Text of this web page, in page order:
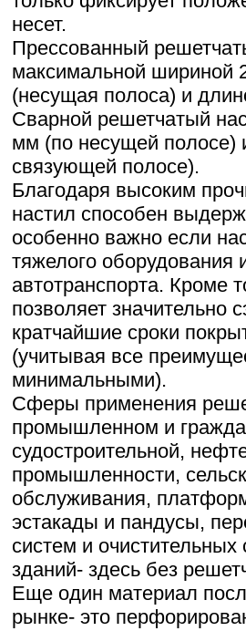
несет.
Прессованный
максимальной шириной
(несущая полоса) и
Сварной решетчатый
мм (по несущей полосе)
связующей полосе).
Благодаря высоким
настил способен
особенно важно если
тяжелого оборудования
автотранспорта. Кроме
позволяет значительно
кратчайшие сроки
(учитывая все
минимальными).
Сферы применения
промышленном и
судостроительной,
промышленности,
обслуживания,
эстакады и пандусы,
систем и
зданий- здесь без
Еще один материал
рынке- это